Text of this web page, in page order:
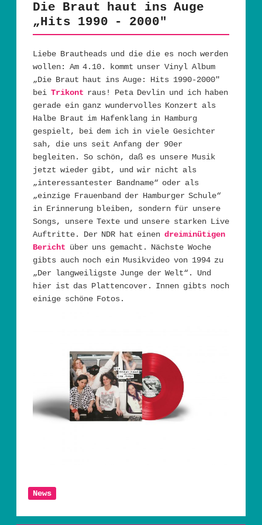
Die Braut haut ins Auge
„Hits 1990 - 2000″
Liebe Brautheads und die die es noch werden
wollen: Am 4.10. kommt unser Vinyl Album
„Die Braut haut ins Auge: Hits 1990-2000″
bei Trikont raus! Peta Devlin und ich haben
gerade ein ganz wundervolles Konzert als
Halbe Braut im Hafenklang in Hamburg
gespielt, bei dem ich in viele Gesichter
sah, die uns seit Anfang der 90er
begleiten. So schön, daß es unsere Musik
jetzt wieder gibt, und wir nicht als
„interessantester Bandname“ oder als
„einzige Frauenband der Hamburger Schule“
in Erinnerung bleiben, sondern für unsere
Songs, unsere Texte und unsere starken Live
Auftritte. Der NDR hat einendreiminütigen
Bericht über uns gemacht. Nächste Woche
gibts auch noch ein Musikvideo von 1994 zu
„Der langweiligste Junge der Welt“. Und
hier ist das Plattencover. Innen gibts noch
einige schöne Fotos.
News